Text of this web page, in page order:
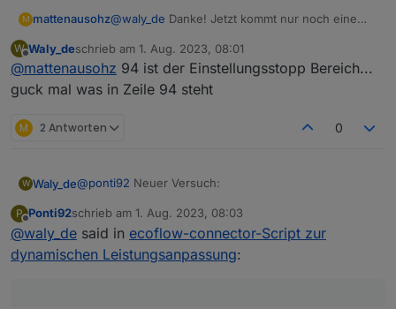
M mattenausohz@waly_de Danke! Jetzt kommt nur noch eine
09:58:21.826 error javascript.0 (1121881)
script.js.common.ecoFlow_PowerStream
compile failed:
W
Offline
Waly_deschrieb am 1. Aug. 2023, 08:01
zuletzt editiert von
@mattenausohz 94 ist der Einstellungsstopp Bereich...
guck mal was in Zeile 94 steht
M 2 Antworten 0
W Waly_de@ponti92 Neuer Versuch:
siehe unten
P
Offline
Ponti92schrieb am 1. Aug. 2023, 08:03
zuletzt editiert von
@waly_de said in ecoflow-connector-Script zur
dynamischen Leistungsanpassung: